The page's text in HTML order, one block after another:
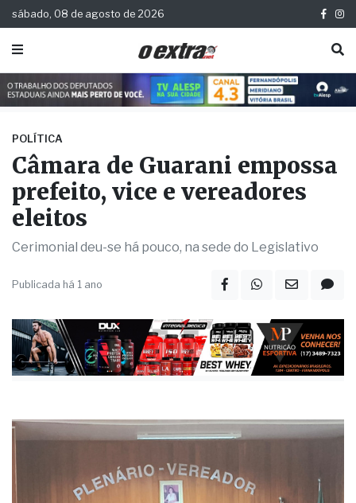
sábado, 08 de agosto de 2026
POLÍTICA
Câmara de Guarani empossa
prefeito, vice e vereadores
Cerimonial deu-se há pouco, na sede do Legislativo
Publicada há 1 ano